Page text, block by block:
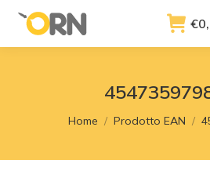
€
You are here:
Home Prodotto EAN